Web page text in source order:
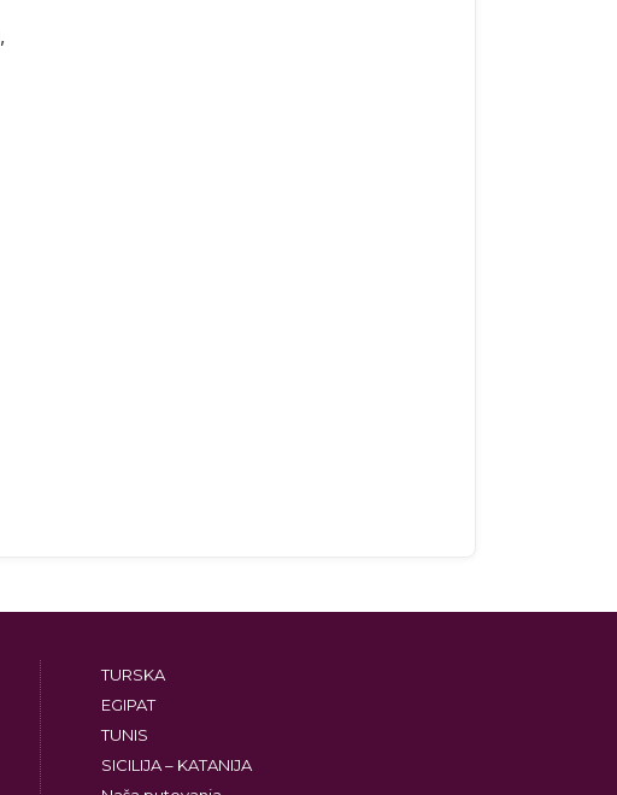
TURSKA
EGIPAT
TUNIS
SICILIJA – KATANIJA